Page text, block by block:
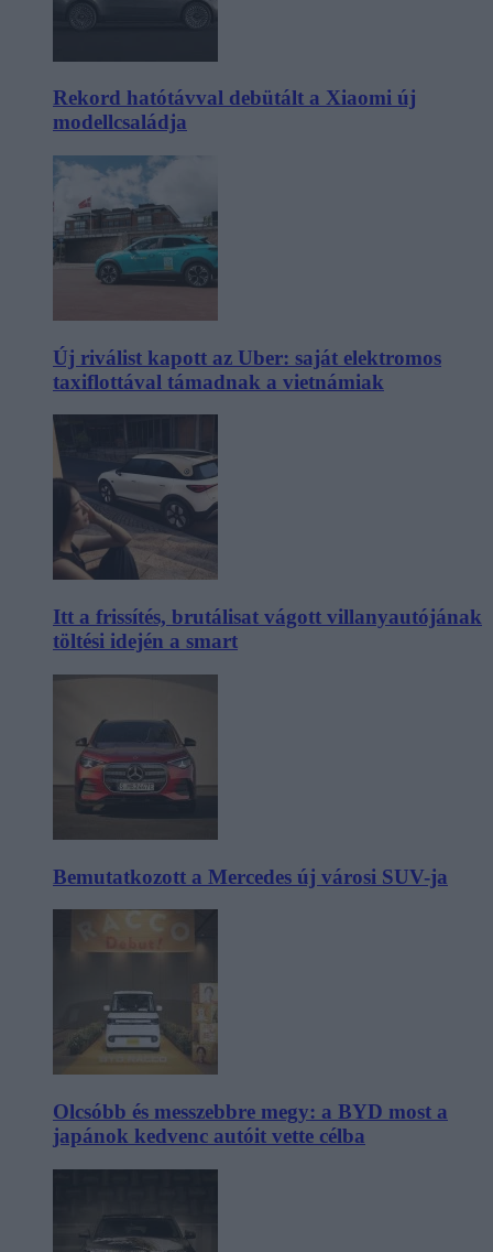
Rekord hatótávval debütált a Xiaomi új
modellcsaládja
Új riválist kapott az Uber: saját elektromos
taxiflottával támadnak a vietnámiak
Itt a frissítés, brutálisat vágott villanyautójának
töltési idején a smart
Bemutatkozott a Mercedes új városi SUV-ja
Olcsóbb és messzebbre megy: a BYD most a
japánok kedvenc autóit vette célba